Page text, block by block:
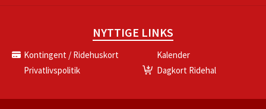
NYTTIGE LINKS
Kontingent / Ridehuskort
Kalender
Privatlivspolitik
Dagkort Ridehal